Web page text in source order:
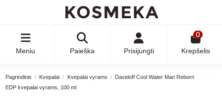
Meniu Paieška Prisijungti
0
Krepšelis
Pagrindinis Kvepalai Kvepalai vyrams
Davidoff Cool Water Man Reborn
EDP kvepalai vyrams, 100 ml